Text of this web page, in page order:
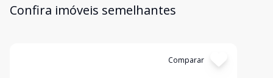
Confira imóveis semelhantes
Comparar